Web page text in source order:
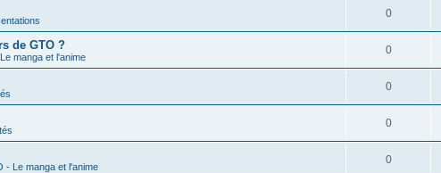
0
de GTO ?
manga et l'anime
0
0
0
- Le manga et l'anime
0